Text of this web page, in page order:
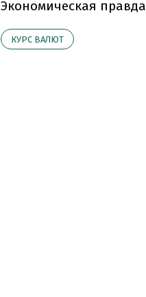
Экономическая правда
КУРС ВАЛЮТ